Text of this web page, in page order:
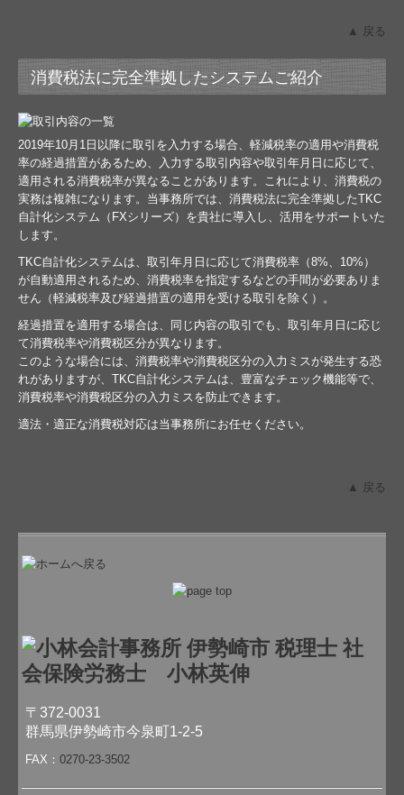
▲ 戻る
消費税法に完全準拠したシステムご紹介
2019年10月1日以降に取引を入力する場合、軽減税率の適用や消費税
率の経過措置があるため、入力する取引内容や取引年月日に応じて、
適用される消費税率が異なることがあります。これにより、消費税の
実務は複雑になります。当事務所では、消費税法に完全準拠したTKC
自計化システム（FXシリーズ）を貴社に導入し、活用をサポートいた
します。
TKC自計化システムは、取引年月日に応じて消費税率（8%、10%）
が自動適用されるため、消費税率を指定するなどの手間が必要ありま
せん（軽減税率及び経過措置の適用を受ける取引を除く）。
経過措置を適用する場合は、同じ内容の取引でも、取引年月日に応じ
て消費税率や消費税区分が異なります。
このような場合には、消費税率や消費税区分の入力ミスが発生する恐
れがありますが、TKC自計化システムは、豊富なチェック機能等で、
消費税率や消費税区分の入力ミスを防止できます。
適法・適正な消費税対応は当事務所にお任せください。
▲ 戻る
〒372-0031
群馬県伊勢崎市今泉町1-2-5
FAX：0270-23-3502